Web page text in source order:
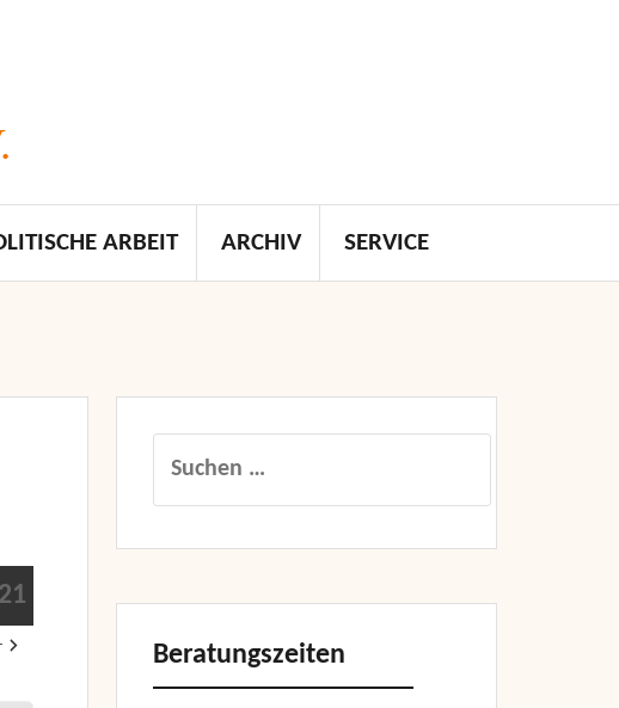
ARBEIT ARCHIV SERVICE
Suchen
Beratungszeiten